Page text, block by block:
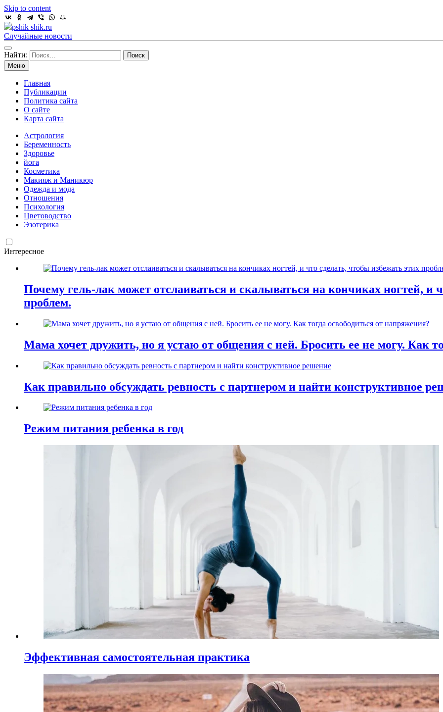
Skip to content
pshik shik.ru
Случайные новости
Найти:
Меню
Главная
Публикации
Политика сайта
О сайте
Карта сайта
Астрология
Беременность
Здоровье
йога
Косметика
Макияж и Маникюр
Одежда и мода
Отношения
Психология
Цветоводство
Эзотерика
Интересное
Почему гель-лак может отслаиваться и скалываться на кончиках ногтей, и
проблем.
Мама хочет дружить, но я устаю от общения с ней. Бросить ее не могу. Как
Как правильно обсуждать ревность с партнером и найти конструктивное
Режим питания ребенка в год
Эффективная самостоятельная практика